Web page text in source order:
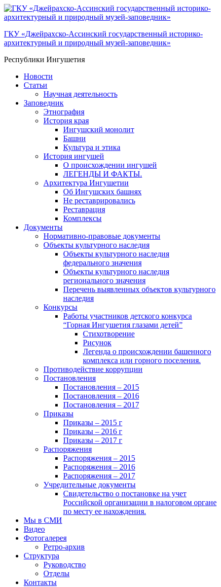
ГКУ «Джейрахско-Ассинcкий государственный историко-
архитектурный и природный музей-заповедник»
Республики Ингушетия
Новости
Статьи
Научная деятельность
Заповедник
Этнография
История края
Ингушский монолит
Башни
Культура и этика
История ингушей
О происхождении ингушей
ЛЕГЕНДЫ И ФАКТЫ.
Архитектура Ингушетии
Об Ингушских башнях
Не реставрировались
Реставрация
Комплексы
Документы
Нормативно-правовые документы
Объекты культурного наследия
Объекты культурного наследия
федерального значения
Объекты культурного наследия
регионального значения
Перечень выявленных объектов культурного
наследия
Конкурсы
Работы участников детского конкурса
“Горная Ингушетия глазами детей”
Стихотворение
Рисунок
Легенда о происхождении башенного
комплекса или горного поселения.
Противодействие коррупции
Постановления
Постановления – 2015
Постановления – 2016
Постановления – 2017
Приказы
Приказы – 2015 г
Приказы – 2016 г
Приказы – 2017 г
Распоряжения
Распоряжения – 2015
Распоряжения – 2016
Распоряжения – 2017
Учредительные документы
Свидетельство о постановке на учет
Российской организации в налоговом органе
по месту ее нахождения.
Мы в СМИ
Видео
Фотогалерея
Ретро-архив
Структура
Руководство
Отделы
Контакты